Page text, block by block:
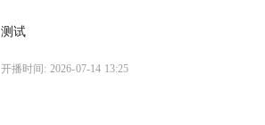
测试
开播时间: 2026-07-14 13:25